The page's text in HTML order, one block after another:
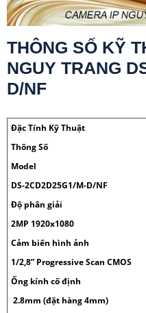
THÔNG SỐ KỸ
NGUY TRANG
D/NF
Đặc Tính Kỹ Thuật
Thông Số
Model
DS-2CD2D25G1/M-D/NF
Độ phân giải
2MP 1920x1080
Cảm biến hình ảnh
1/2,8” Progressive Scan CMOS
Ống kính cố định
2.8mm (đặt hàng 4mm)